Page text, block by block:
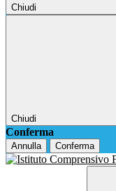
Chiudi
Chiudi
Conferma
Annulla Conferma